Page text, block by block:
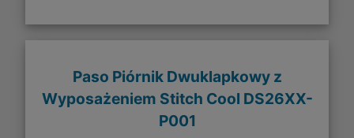
Paso Piórnik Dwuklapkowy z
Wyposażeniem Stitch Cool DS26XX-
P001